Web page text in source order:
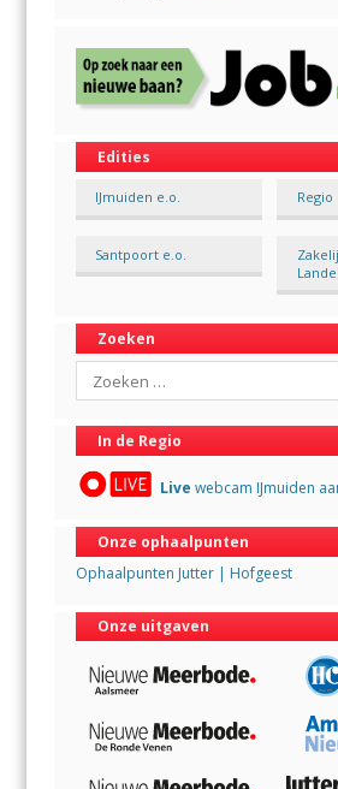
Edities
IJmuiden e.o. Regio
Santpoort e.o.
Zoeken
Search
In de Regio
Live webcam IJmuiden
Onze ophaalpunten
Ophaalpunten Jutter | Hofgeest
Onze uitgaven